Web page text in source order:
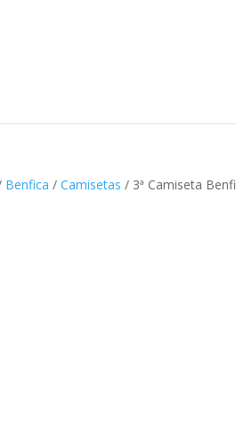
Benfica /Camisetas / 3ª Camiseta